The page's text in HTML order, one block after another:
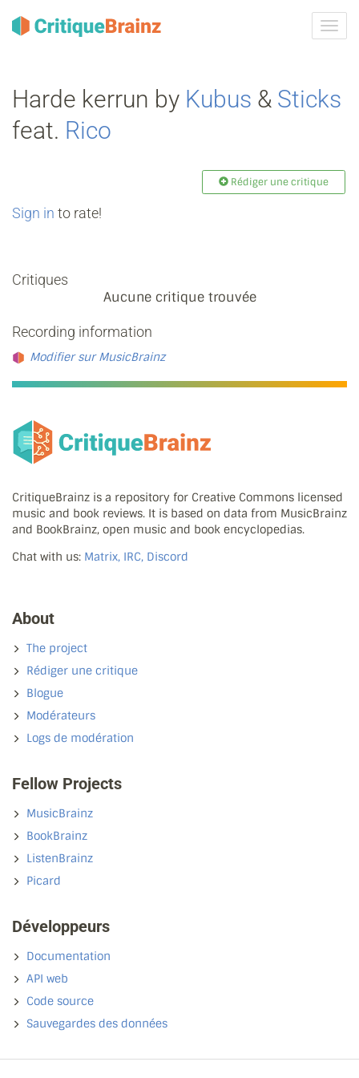
la
Harde kerrun by Kubus & Sticks
feat. Rico
Rédiger une critique
Sign in to rate!
Critiques
Aucune critique trouvée
Recording information
Modifier sur MusicBrainz
CritiqueBrainz is a repository for Creative Commons licensed
music and book reviews. It is based on data from MusicBrainz
and BookBrainz, open music and book encyclopedias.
Chat with us: Matrix, IRC, Discord
About
The project
Rédiger une critique
Blogue
Modérateurs
Logs de modération
Fellow Projects
MusicBrainz
BookBrainz
ListenBrainz
Picard
Développeurs
Documentation
API web
Code source
Sauvegardes des données